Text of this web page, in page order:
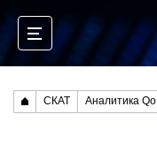
СКАТ Аналитика